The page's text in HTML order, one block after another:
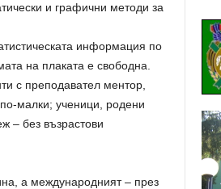
и графични методи за
информация по
на плаката е свободна.
с преподавател ментор,
малки; ученици, родени
– без възрастови
а международният – през